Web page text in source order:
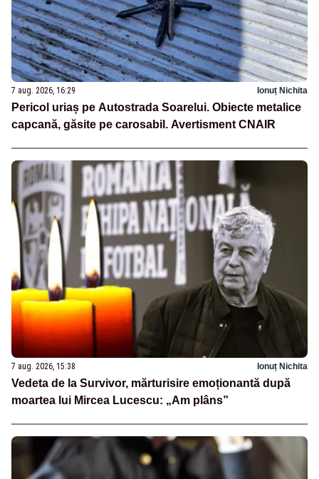
7 aug. 2026, 16:29 Ionuț Nichita
Pericol uriaș pe Autostrada Soarelui. Obiecte metalice
capcană, găsite pe carosabil. Avertisment CNAIR
7 aug. 2026, 15:38 Ionuț Nichita
Vedeta de la Survivor, mărturisire emoționantă după
moartea lui Mircea Lucescu: „Am plâns”